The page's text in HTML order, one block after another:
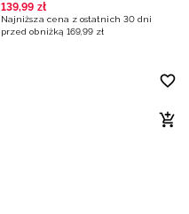
139,99 zł
Najniższa cena z ostatnich 30 dni
przed obniżką 169,99 zł